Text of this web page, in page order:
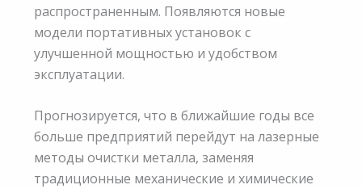
распространенным. Появляются новые
модели портативных установок с
улучшенной мощностью и удобством
эксплуатации.
Прогнозируется, что в ближайшие годы все
больше предприятий перейдут на лазерные
методы очистки металла, заменяя
традиционные механические и химические